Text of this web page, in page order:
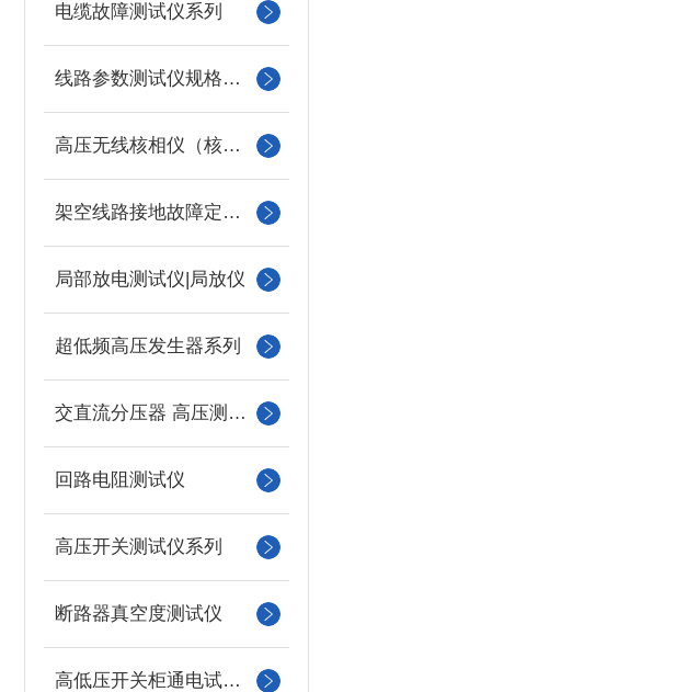
电缆故障测试仪系列
线路参数测试仪规格型号
高压无线核相仪（核相器）
架空线路接地故障定位仪
局部放电测试仪|局放仪
超低频高压发生器系列
交直流分压器 高压测量仪
回路电阻测试仪
高压开关测试仪系列
断路器真空度测试仪
高低压开关柜通电试验台